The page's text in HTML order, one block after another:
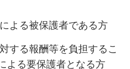
による被保護者である方
する報酬等を負担するこ
よる要保護者となる方